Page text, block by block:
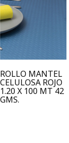
ROLLO MANTEL
CELULOSA ROJO
1.20 X 100 MT 42
GMS.